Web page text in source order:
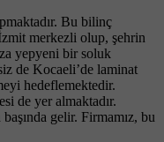
Bu bilinç
merkezli olup, şehrin
yepyeni bir soluk
de Kocaeli’de laminat
hedeflemektedir.
de yer almaktadır.
gelir. Firmamız, bu